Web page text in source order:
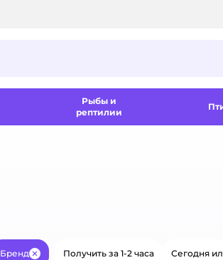
Рыбы и
рептилии
Бренд Получить за 1-2 часа Сегодня